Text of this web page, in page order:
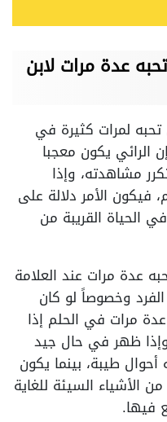
عدة مرات لابن
لمرات كثيرة في
الرائي يكون معجبا
مشاهدته، وإذا
الأمر دلالة على
الحياة القريبة من
عدة مرات عند العلامة
وخصوصاً لو كان
مرات في الحلم إذا
وإذا ظهر في حال جيد
طيبة، بينما يكون
الأشياء السيئة للغاية
فيها.